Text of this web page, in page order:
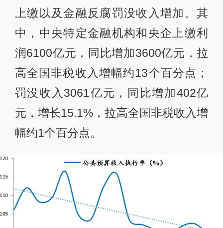
上缴以及金融反腐罚没收入增加。其
中，中央特定金融机构和央企上缴利
润6100亿元，同比增加3600亿元，拉
高全国非税收入增幅约13个百分点；
罚没收入3061亿元，同比增加402亿
元，增长15.1%，拉高全国非税收入增
幅约1个百分点。